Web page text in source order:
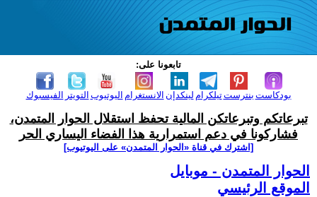
تابعونا على:
الفيسبوك التويتر اليوتيوب الانستغرام لينكدإن تيلكرامبنترست بودكاست
تبرعاتكم وتبرعاتكن المالية تحفظ استقلال الحوار المتمدن،
فشاركونا في دعم استمرارية هذا الفضاء اليساري الحر
[اشترك في قناة ‫«الحوار المتمدن» على اليوتيوب]
الحوار المتمدن - موبايل
الموقع الرئيسي